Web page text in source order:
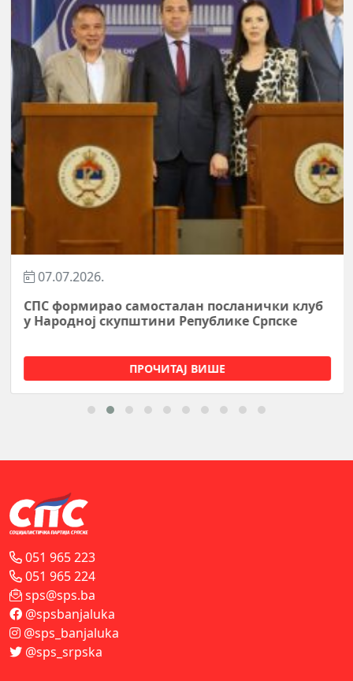
07.07.2026.
СПС формирао самосталан посланички клуб
у Народној скупштини Републике Српске
ПРОЧИТАЈ ВИШЕ
051 965 223
051 965 224
sps@sps.ba
@spsbanjaluka
@sps_banjaluka
@sps_srpska